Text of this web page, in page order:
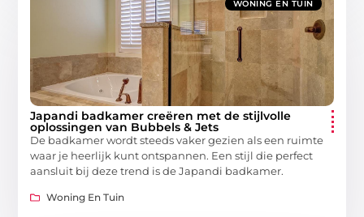
WONING EN TUIN
Japandi badkamer creëren met de stijlvolle
oplossingen van Bubbels & Jets
De badkamer wordt steeds vaker gezien als een ruimte
waar je heerlijk kunt ontspannen. Een stijl die perfect
aansluit bij deze trend is de Japandi badkamer.
Woning En Tuin